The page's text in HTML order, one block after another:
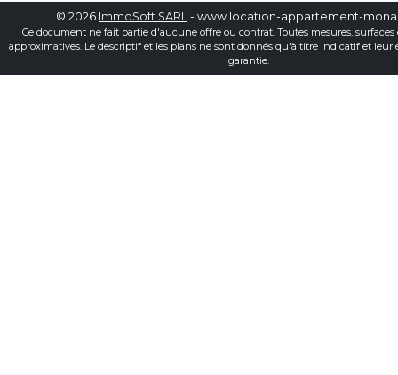
© 2026 ImmoSoft SARL - www.location-appartement-
Ce document ne fait partie d'aucune offre ou contrat. Toutes mesures, surfaces
approximatives. Le descriptif et les plans ne sont donnés qu'à titre indicatif et leur
garantie.